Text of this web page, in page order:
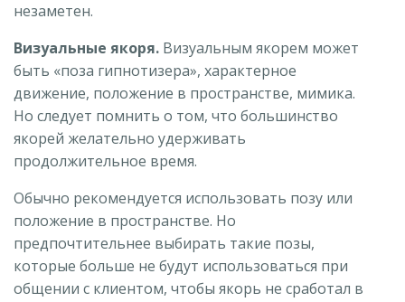
незаметен.
Визуальные якоря. Визуальным якорем может
быть «поза гипнотизера», характерное
движение, положение в пространстве, мимика.
Но следует помнить о том, что большинство
якорей желательно удерживать
продолжительное время.
Обычно рекомендуется использовать позу или
положение в пространстве. Но
предпочтительнее выбирать такие позы,
которые больше не будут использоваться при
общении с клиентом, чтобы якорь не сработал в